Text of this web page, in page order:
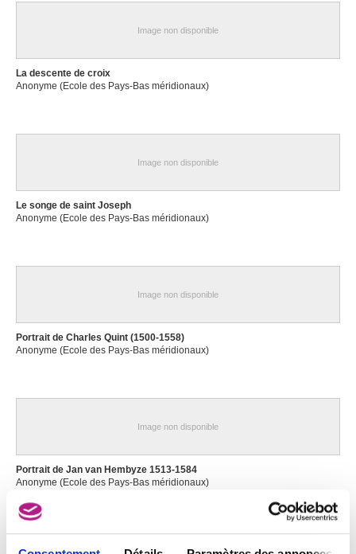
Image non disponible
La descente de croix
Anonyme (Ecole des Pays-Bas méridionaux)
Image non disponible
Le songe de saint Joseph
Anonyme (Ecole des Pays-Bas méridionaux)
Image non disponible
Portrait de Charles Quint (1500-1558)
Anonyme (Ecole des Pays-Bas méridionaux)
Image non disponible
Portrait de Jan van Hembyze 1513-1584
Anonyme (Ecole des Pays-Bas méridionaux)